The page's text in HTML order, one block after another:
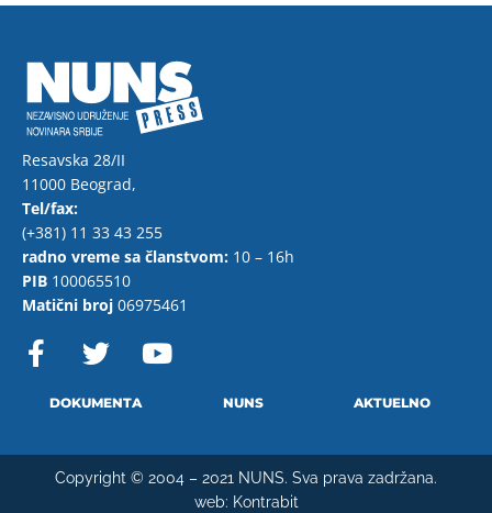
Resavska 28/II
11000 Beograd,
Tel/fax:
(+381) 11 33 43 255
radno vreme sa članstvom: 10 – 16h
PIB 100065510
Matični broj 06975461
F
a
o
w
t
e
r
o
b
e
DOKUMENTA NUNS AKTUELNO
Copyright © 2004 – 2021 NUNS. Sva prava zadržana.
web: Kontrabit